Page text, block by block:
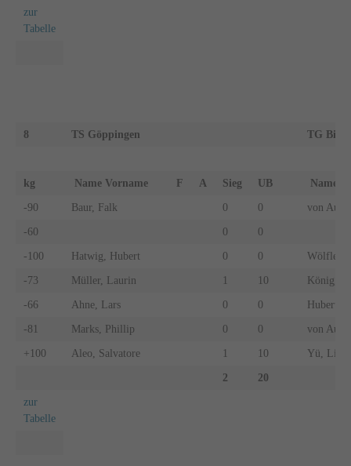
zur
Tabelle
8 TS Göppingen TG
kg Name Vorname F A Sieg UB Name
-90 Baur, Falk 0 0 von Au,
-60 0 0
-100 Hatwig, Hubert 0 0 Wölfle,
-73 Müller, Laurin 1 10 König,
-66 Ahne, Lars 0 0 Hubert,
-81 Marks, Phillip 0 0 von Au,
+100 Aleo, Salvatore 1 10 Yü, Li
2 20
zur
Tabelle